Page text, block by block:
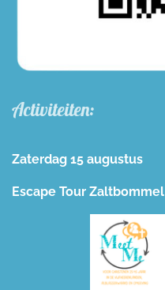
Activiteiten:
Zaterdag 15 augustus
Escape Tour Zaltbommel